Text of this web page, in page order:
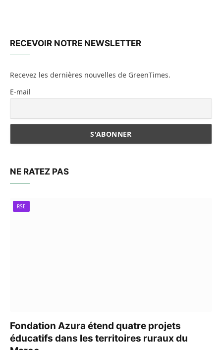
RECEVOIR NOTRE NEWSLETTER
Recevez les dernières nouvelles de GreenTimes.
E-mail
NE RATEZ PAS
RSE
Fondation Azura étend quatre projets
éducatifs dans les territoires ruraux du